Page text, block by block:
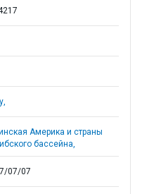
Америка и страны
бассейна,
07/07